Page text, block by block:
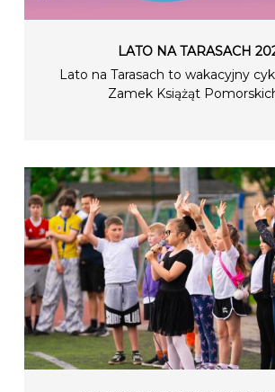
LATO NA TARASACH
Lato na Tarasach to wakacyjny
Zamek Książąt